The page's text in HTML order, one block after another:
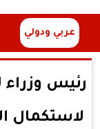
عربي ودولي
رئيس وزراء
لاستكمال